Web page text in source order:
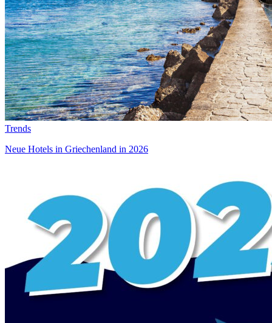
Trends
Neue Hotels in Griechenland in 2026